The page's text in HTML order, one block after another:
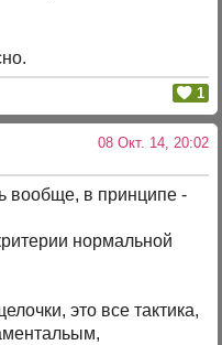
1
08 Окт. 14, 20:02
вообще, в принципе -
нормальной
это все тактика,